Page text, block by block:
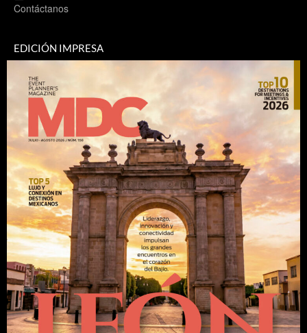
Contáctanos
EDICIÓN IMPRESA